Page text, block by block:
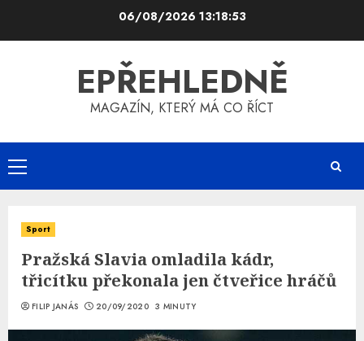
06/08/2026 13:18:53
EPŘEHLEDNĚ
MAGAZÍN, KTERÝ MÁ CO ŘÍCT
Primary
Menu
Sport
Pražská Slavia omladila kádr,
třicítku překonala jen čtveřice hráčů
FILIP JANÁS 20/09/2020 3 MINUTY